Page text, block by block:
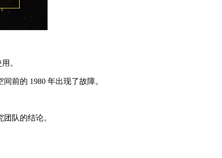
。
前的 1980 年出现了故障。
队的结论。